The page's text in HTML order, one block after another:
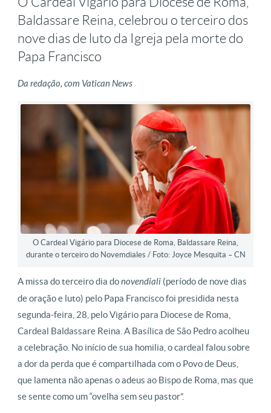
Baldassare Reina, celebrou o terceiro dos
nove dias de luto da Igreja pela morte do
Papa Francisco
Da redação, com Vatican News
O Cardeal Vigário para Diocese de Roma, Baldassare Reina,
durante o terceiro do Novemdiales / Foto: Joyce Mesquita – CN
A missa do terceiro dia donovendiali (período de nove dias
de oração e luto) pelo Papa Francisco foi presidida nesta
segunda-feira, 28, pelo Vigário para Diocese de Roma,
Cardeal Baldassare Reina. A Basílica de São Pedro acolheu
a celebração. No início de sua homilia, o cardeal falou sobre
a dor da perda que é compartilhada com o Povo de Deus,
que lamenta não apenas o adeus ao Bispo de Roma, mas que
se sente como um “ovelha sem seu pastor”.